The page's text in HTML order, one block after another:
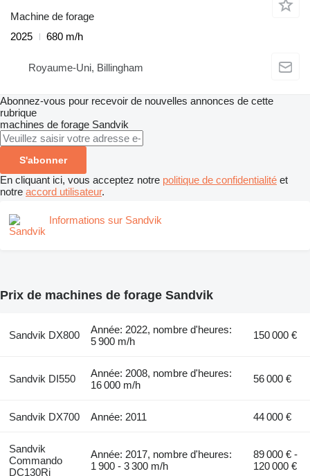
Machine de forage
2025
680 m/h
Royaume-Uni, Billingham
Abonnez-vous pour recevoir de nouvelles annonces de cette
rubrique
machines de forage Sandvik
S'abonner
En cliquant ici, vous acceptez notre politique de confidentialité et
notre accord utilisateur.
Informations sur Sandvik
Prix de machines de forage Sandvik
Sandvik DX800
Année: 2022, nombre d'heures:
5 900 m/h
150 000 €
Sandvik DI550
Année: 2008, nombre d'heures:
16 000 m/h
56 000 €
Sandvik DX700 Année: 2011 44 000 €
Sandvik
Commando
DC130Ri
Année: 2017, nombre d'heures:
1 900 - 3 300 m/h
89 000 € -
120 000 €